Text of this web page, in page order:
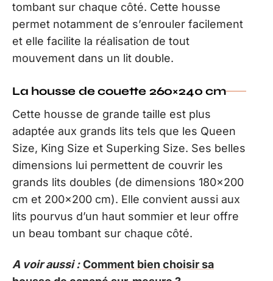
tombant sur chaque côté. Cette housse
permet notamment de s’enrouler facilement
et elle facilite la réalisation de tout
mouvement dans un lit double.
La housse de couette 260×240 cm
Cette housse de grande taille est plus
adaptée aux grands lits tels que les Queen
Size, King Size et Superking Size. Ses belles
dimensions lui permettent de couvrir les
grands lits doubles (de dimensions 180×200
cm et 200×200 cm). Elle convient aussi aux
lits pourvus d’un haut sommier et leur offre
un beau tombant sur chaque côté.
A voir aussi : Comment bien choisir sa